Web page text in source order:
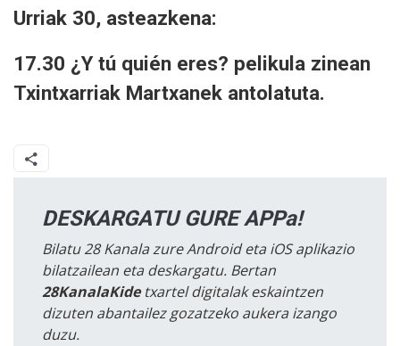
Urriak 30, asteazkena:
17.30 ¿Y tú quién eres? pelikula zinean
Txintxarriak Martxanek antolatuta.
DESKARGATU GURE APPa!
Bilatu 28 Kanala zure Android eta iOS aplikazio
bilatzailean eta deskargatu. Bertan
28KanalaKidetxartel digitalak eskaintzen
dizuten abantailez gozatzeko aukera izango
duzu.